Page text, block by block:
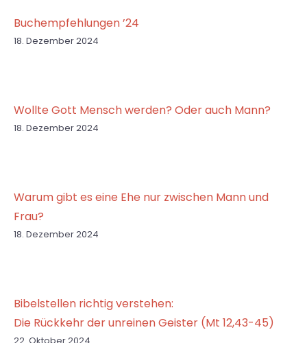
Buchempfehlungen ’24
18. Dezember 2024
Wollte Gott Mensch werden? Oder auch Mann?
18. Dezember 2024
Warum gibt es eine Ehe nur zwischen Mann und
Frau?
18. Dezember 2024
Bibelstellen richtig verstehen:
Die Rückkehr der unreinen Geister (Mt 12,43-45)